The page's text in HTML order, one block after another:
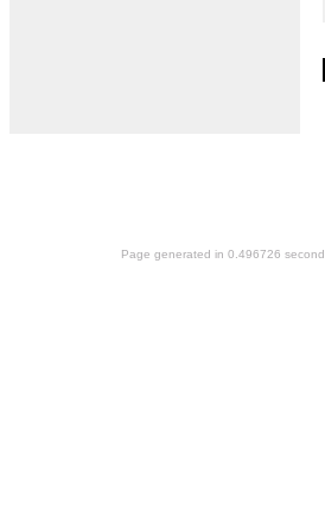
Page generated in 0.496726